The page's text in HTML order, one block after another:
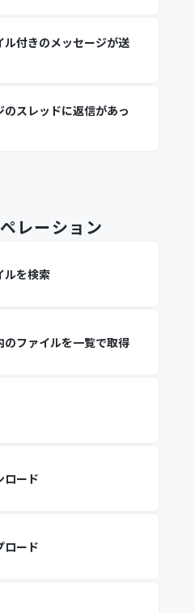
ル付きのメッセージが送
スレッドに返信があっ
レーション
ルを検索
のファイルを一覧で取得
ロード
ロード